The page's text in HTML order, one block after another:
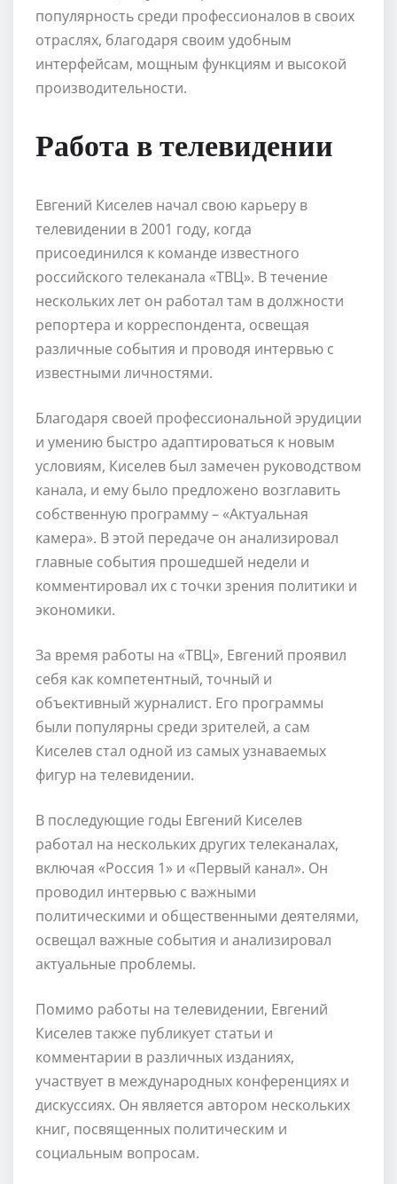
популярность среди профессионалов в своих
отраслях, благодаря своим удобным
интерфейсам, мощным функциям и высокой
производительности.
Работа в телевидении
Евгений Киселев начал свою карьеру в
телевидении в 2001 году, когда
присоединился к команде известного
российского телеканала «ТВЦ». В течение
нескольких лет он работал там в должности
репортера и корреспондента, освещая
различные события и проводя интервью с
известными личностями.
Благодаря своей профессиональной эрудиции
и умению быстро адаптироваться к новым
условиям, Киселев был замечен руководством
канала, и ему было предложено возглавить
собственную программу – «Актуальная
камера». В этой передаче он анализировал
главные события прошедшей недели и
комментировал их с точки зрения политики и
экономики.
За время работы на «ТВЦ», Евгений проявил
себя как компетентный, точный и
объективный журналист. Его программы
были популярны среди зрителей, а сам
Киселев стал одной из самых узнаваемых
фигур на телевидении.
В последующие годы Евгений Киселев
работал на нескольких других телеканалах,
включая «Россия 1» и «Первый канал». Он
проводил интервью с важными
политическими и общественными деятелями,
освещал важные события и анализировал
актуальные проблемы.
Помимо работы на телевидении, Евгений
Киселев также публикует статьи и
комментарии в различных изданиях,
участвует в международных конференциях и
дискуссиях. Он является автором нескольких
книг, посвященных политическим и
социальным вопросам.